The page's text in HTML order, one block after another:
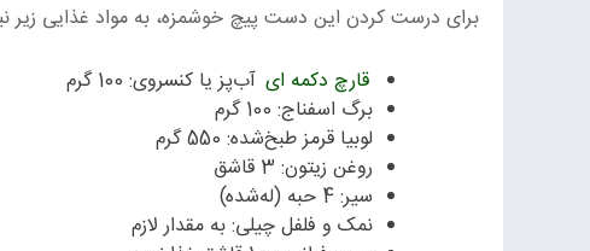
برای درست کردن این دست پیچ خوشمزه، به مواد غذایی زیر
قارچ دکمه ای آب‌پز یا کنسروی: 100 گرم
برگ اسفناج: 100 گرم
لوبیا قرمز طبخ‌شده: 550 گرم
روغن زیتون: 3 قاشق
سیر: 4 حبه (له‌شده)
نمک و فلفل چیلی: به مقدار لازم